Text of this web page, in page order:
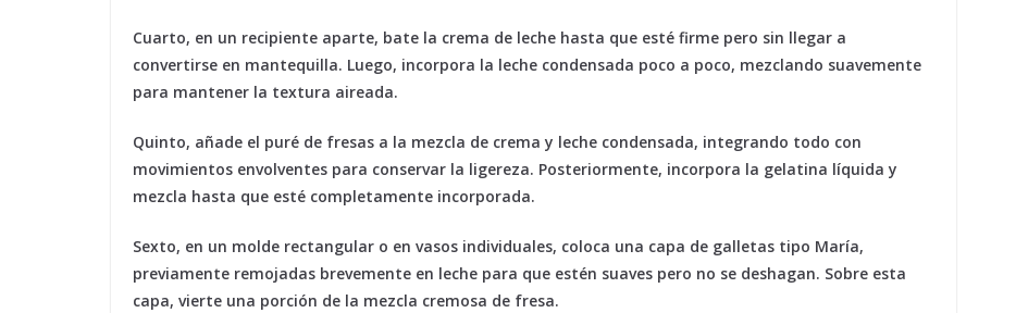
Cuarto, en un recipiente aparte, bate la crema de leche hasta que esté firme pero sin llegar a
convertirse en mantequilla. Luego, incorpora la leche condensada poco a poco, mezclando suavemente
para mantener la textura aireada.
Quinto, añade el puré de fresas a la mezcla de crema y leche condensada, integrando todo con
movimientos envolventes para conservar la ligereza. Posteriormente, incorpora la gelatina líquida y
mezcla hasta que esté completamente incorporada.
Sexto, en un molde rectangular o en vasos individuales, coloca una capa de galletas tipo María,
previamente remojadas brevemente en leche para que estén suaves pero no se deshagan. Sobre esta
capa, vierte una porción de la mezcla cremosa de fresa.